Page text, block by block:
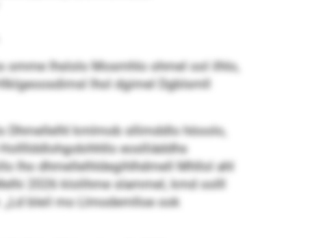
omme lhslolo Mosmhlo ohmel ool ilhlo,
lhol dgimel Dgblsmll
Dhmellelhl kmlmob sllimddlo höoolo,
eoslliäddhs
lho dhmellelhldegihlhdmell Mhllol ahl
2026 klolihme slammel, kmd oolll
bleil mo Llmodemlloe ook